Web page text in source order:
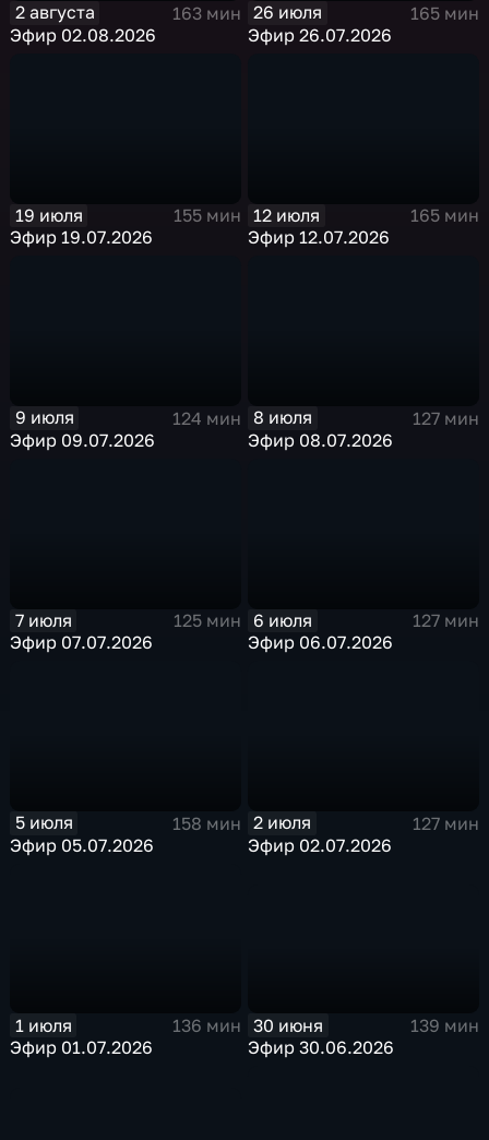
2 августа
163 мин
Эфир 02.08.2026
26 июля
165 мин
Эфир 26.07.2026
19 июля
155 мин
Эфир 19.07.2026
12 июля
165 мин
Эфир 12.07.2026
9 июля
124 мин
Эфир 09.07.2026
8 июля
127 мин
Эфир 08.07.2026
7 июля
125 мин
Эфир 07.07.2026
6 июля
127 мин
Эфир 06.07.2026
5 июля
158 мин
Эфир 05.07.2026
2 июля
127 мин
Эфир 02.07.2026
1 июля
136 мин
Эфир 01.07.2026
30 июня
139 мин
Эфир 30.06.2026